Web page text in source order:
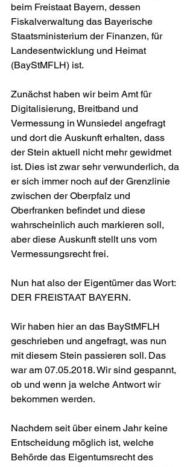
beim Freistaat Bayern, dessen
Fiskalverwaltung das Bayerische
Staatsministerium der Finanzen, für
Landesentwicklung und Heimat
(BayStMFLH) ist.
Zunächst haben wir beim Amt für
Digitalisierung, Breitband und
Vermessung in Wunsiedel angefragt
und dort die Auskunft erhalten, dass
der Stein aktuell nicht mehr gewidmet
ist. Dies ist zwar sehr verwunderlich, da
er sich immer noch auf der Grenzlinie
zwischen der Oberpfalz und
Oberfranken befindet und diese
wahrscheinlich auch markieren soll,
aber diese Auskunft stellt uns vom
Vermessungsrecht frei.
Nun hat also der Eigentümer das Wort:
DER FREISTAAT BAYERN.
Wir haben hier an das BayStMFLH
geschrieben und angefragt, was nun
mit diesem Stein passieren soll. Das
war am 07.05.2018. Wir sind gespannt,
ob und wenn ja welche Antwort wir
bekommen werden.
Nachdem seit über einem Jahr keine
Entscheidung möglich ist, welche
Behörde das Eigentumsrecht des